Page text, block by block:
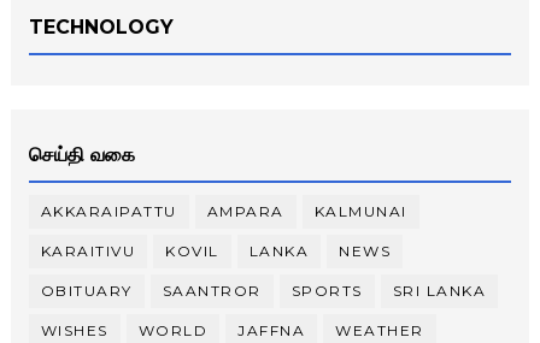
TECHNOLOGY
செய்தி வகை
AKKARAIPATTU AMPARA KALMUNAI
KARAITIVU KOVIL LANKA NEWS
OBITUARY SAANTROR SPORTS SRI LANKA
WISHES WORLD JAFFNA WEATHER